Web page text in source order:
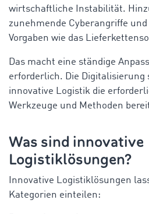
wirtschaftliche Instabilität.
zunehmende Cyberangriffe
Vorgaben wie das
Das macht eine ständige
erforderlich. Die
innovative Logistik die
Werkzeuge und Methoden
Was sind innovative
Logistiklösungen?
Innovative Logistiklösungen
Kategorien einteilen: